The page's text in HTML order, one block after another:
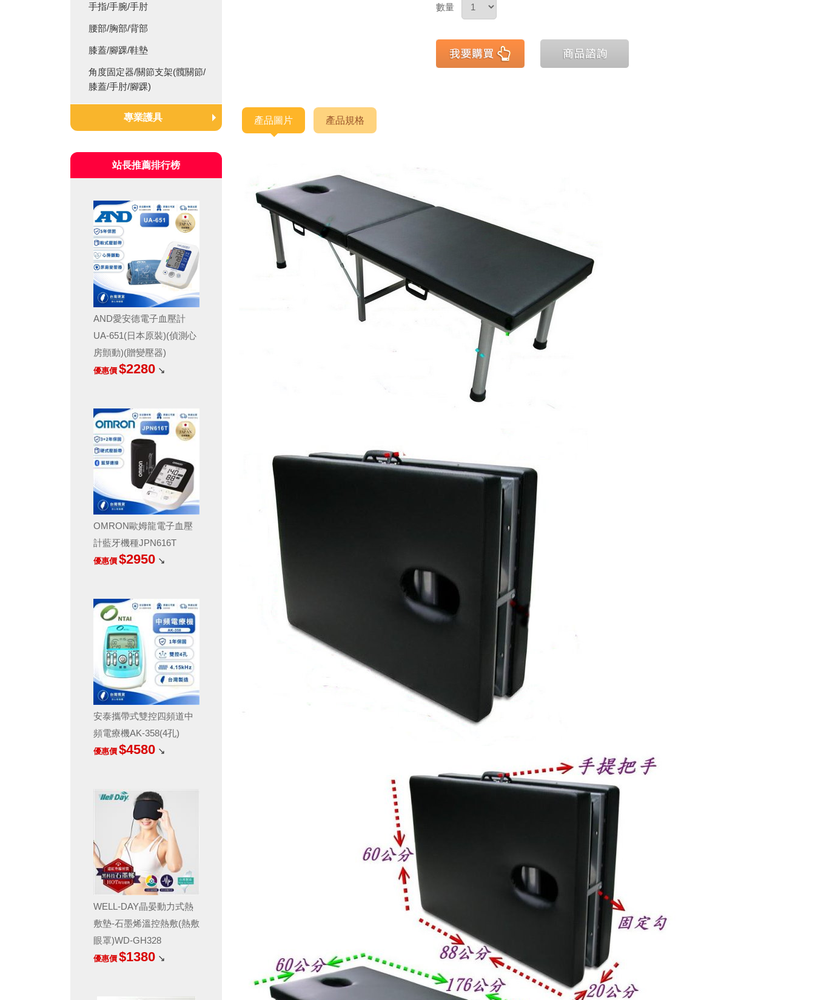
拔罐器/銅人/十字按摩器
蒸氣熱敷機/水煮熱敷墊
整脊床/指壓床/推拿床
復健/訓練/遊戲器材
手指/手腕/手肘
腰部/胸部/背部
膝蓋/腳踝/鞋墊
角度固定器/關節支架(髖關節/
膝蓋/手肘/腳踝)
專業護具
耐護NEOMED
站長推薦排行榜
AND愛安德電子血壓計
UA-651(日本原裝)(偵測心
房顫動)(贈變壓器)
優惠價 $2280↘
OMRON歐姆龍電子血壓
計藍牙機種JPN616T
優惠價 $2950↘
安泰攜帶式雙控四頻道中
頻電療機AK-358(4孔)
優惠價 $4580↘
WELL-DAY晶晏動力式熱
敷墊-石墨烯溫控熱敷(熱敷
眼罩)WD-GH328
優惠價 $1380↘
數量
產品圖片 產品規格